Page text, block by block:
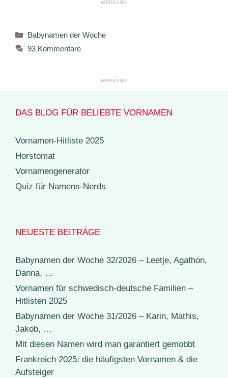
Kategorien
Babynamen der Woche
93 Kommentare
DAS BLOG FÜR BELIEBTE VORNAMEN
Vornamen-Hitliste 2025
Horstomat
Vornamengenerator
Quiz für Namens-Nerds
NEUESTE BEITRÄGE
Babynamen der Woche 32/2026 – Leetje, Agathon,
Danna, …
Vornamen für schwedisch-deutsche Familien –
Hitlisten 2025
Babynamen der Woche 31/2026 – Karin, Mathis,
Jakob, …
Mit diesen Namen wird man garantiert gemobbt
Frankreich 2025: die häufigsten Vornamen & die
Aufsteiger